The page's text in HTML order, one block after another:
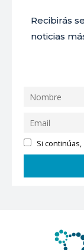
Recibirás
noticias
Si